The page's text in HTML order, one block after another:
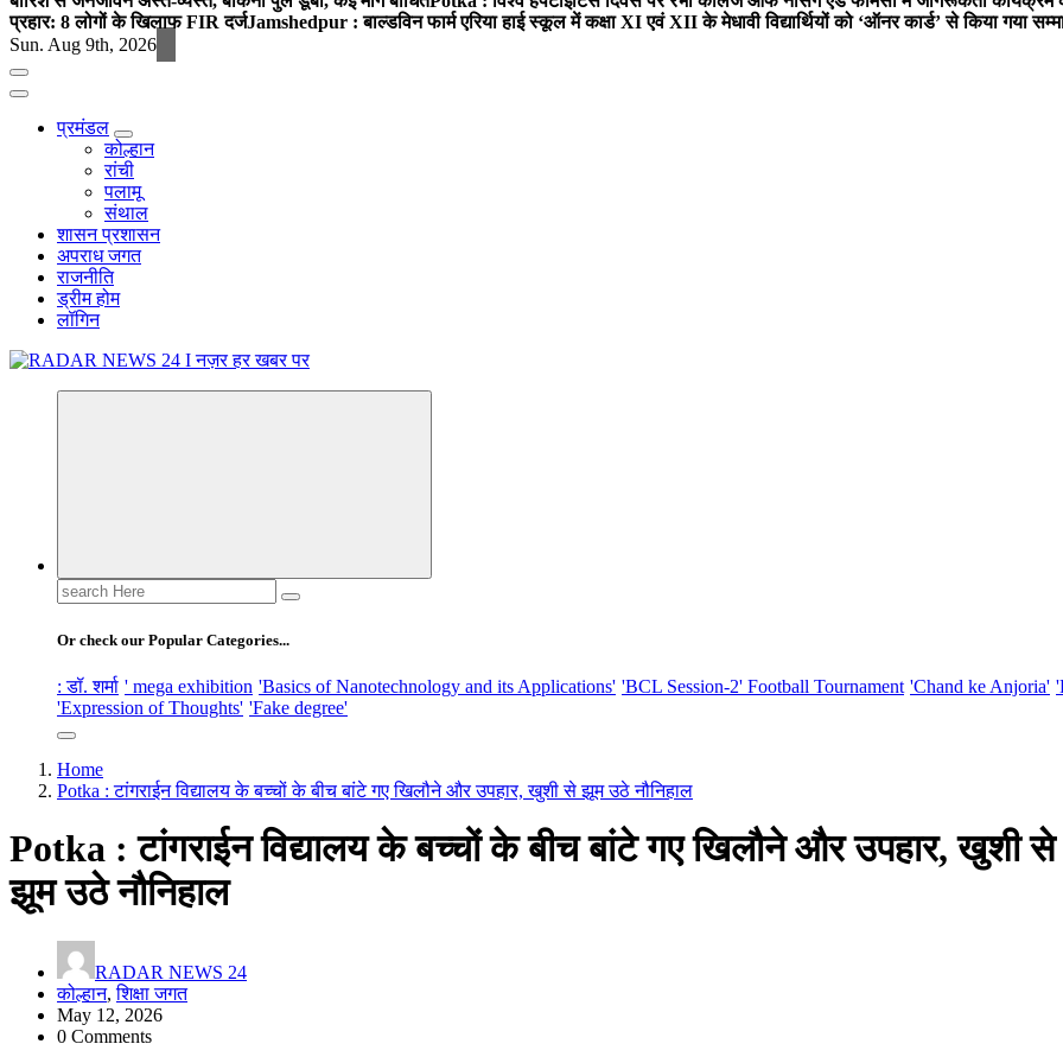
प्रहार: 8 लोगों के खिलाफ FIR दर्जJamshedpur : बाल्डविन फार्म एरिया हाई स्कूल में कक्षा XI एवं XII के मेधावी विद्यार्थियों को ‘ऑनर कार्ड’ से किया गया
Sun. Aug 9th, 2026
प्रमंडल
कोल्हान
रांची
पलामू
संथाल
शासन प्रशासन
अपराध जगत
राजनीति
ड्रीम होम
लॉगिन
Search
for:
Or check our Popular Categories...
: डॉ. शर्मा ' mega exhibition 'Basics of Nanotechnology and its Applications' 'BCL Session-2' Football Tournament 'Chand ke Anjoria'
'Expression of Thoughts' 'Fake degree'
Home
Potka : टांगराईन विद्यालय के बच्चों के बीच बांटे गए खिलौने और उपहार, खुशी से झूम उठे नौनिहाल
Potka : टांगराईन विद्यालय के बच्चों के बीच बांटे गए खिलौने और उपहार, खुशी से
झूम उठे नौनिहाल
RADAR NEWS 24
कोल्हान,शिक्षा जगत
May 12, 2026
0 Comments